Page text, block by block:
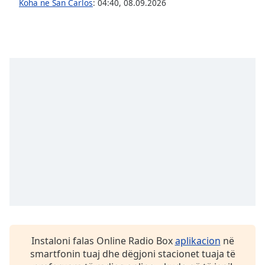
Style
Koha në San Carlos: 04:40, 08.09.2026
Instaloni falas Online Radio Boxaplikacion në
smartfonin tuaj dhe dëgjoni stacionet tuaja të